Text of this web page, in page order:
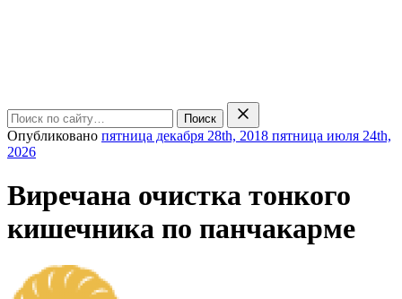
Поиск
Опубликовано пятница декабря 28th, 2018 пятница июля 24th,
2026
Виречана очистка тонкого
кишечника по панчакарме